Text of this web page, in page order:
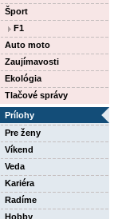
Šport
F1
Auto moto
Zaujímavosti
Ekológia
Tlačové správy
Prílohy
Pre ženy
Víkend
Veda
Kariéra
Radíme
Hobby